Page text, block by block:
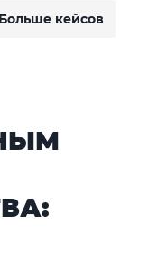
Больше кейсов